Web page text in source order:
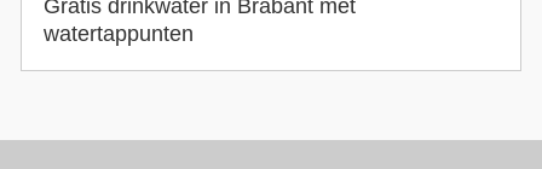
Gratis drinkwater in Brabant met
watertappunten